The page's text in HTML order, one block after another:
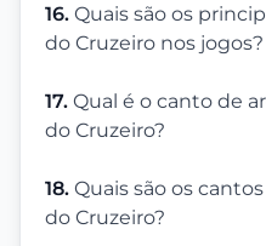
16. Quais são os
do Cruzeiro nos jogos?
17. Qual é o canto de
do Cruzeiro?
18. Quais são os
do Cruzeiro?